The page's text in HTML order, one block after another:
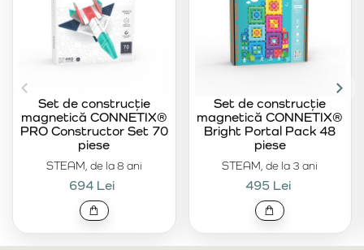
STEAM, de la 8 ani
Set de construcție
magnetică CONNETIX®
PRO Constructor Set 70
piese
694 Lei
STEAM, de la 3 ani
Set de construcție
magnetică CONNETIX®
Bright Portal Pack 48
piese
495 Lei